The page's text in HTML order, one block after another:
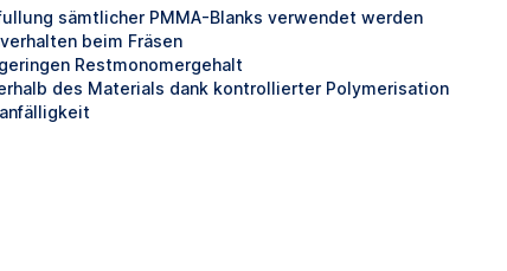
sämtlicher PMMA-Blanks verwendet werden
beim Fräsen
Restmonomergehalt
des Materials dank kontrollierter Polymerisation